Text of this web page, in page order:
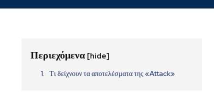
Περιεχόμενα [hide]
Τι δείχνουν τα αποτελέσματα της «Attack»